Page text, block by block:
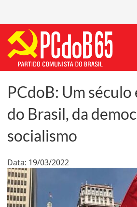
PCdoB: Um século
do Brasil, da
socialismo
Data: 19/03/2022